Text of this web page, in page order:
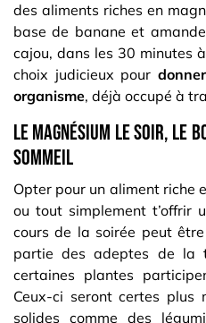
des aliments riches en
base de banane et
cajou, dans les 30 minutes
choix judicieux pour
organisme, déjà occupé à
Le magnésium le soir, le
sommeil
Opter pour un aliment riche
ou tout simplement t’offrir
cours de la soirée peut
partie des adeptes de la
certaines plantes
Ceux-ci seront certes plus
solides comme des